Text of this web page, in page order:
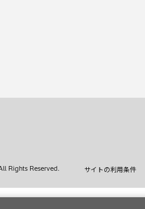
サイトの利用条件
Rights Reserved.